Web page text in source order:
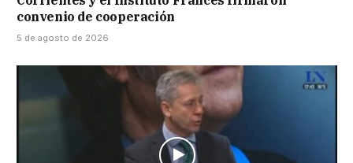
convenio de cooperación
5 de agosto de 2026